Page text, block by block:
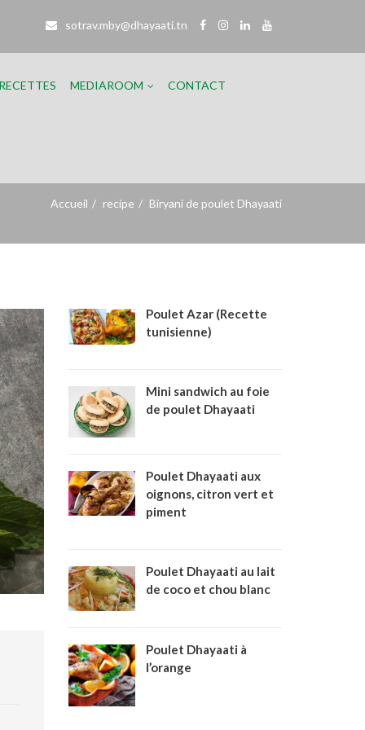
sotrav.mby@dhayaati.tn
RECETTES MEDIAROOM​ CONTACT
Accueil recipe Biryani de poulet Dhayaati
Poulet Azar (Recette
tunisienne)
Mini sandwich au foie
de poulet Dhayaati
Poulet Dhayaati aux
oignons, citron vert et
piment
Poulet Dhayaati au lait
de coco et chou blanc
Poulet Dhayaati à
l’orange